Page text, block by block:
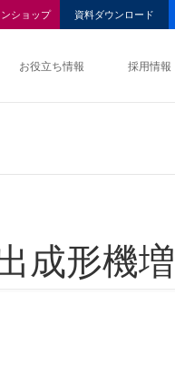
ショップ 資料ダウンロード
お役立ち情報 採用情報
成形機